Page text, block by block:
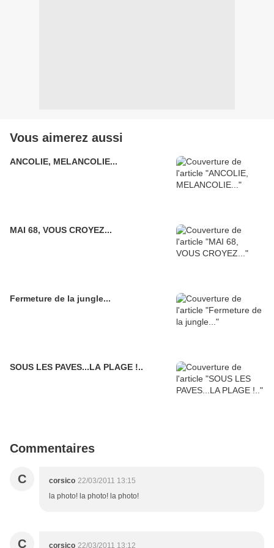
Vous aimerez aussi
ANCOLIE, MELANCOLIE...
MAI 68, VOUS CROYEZ...
Fermeture de la jungle...
SOUS LES PAVES...LA PLAGE !..
Commentaires
C corsico 22/03/2011 13:15
la photo! la photo! la photo!
C corsico 22/03/2011 13:12